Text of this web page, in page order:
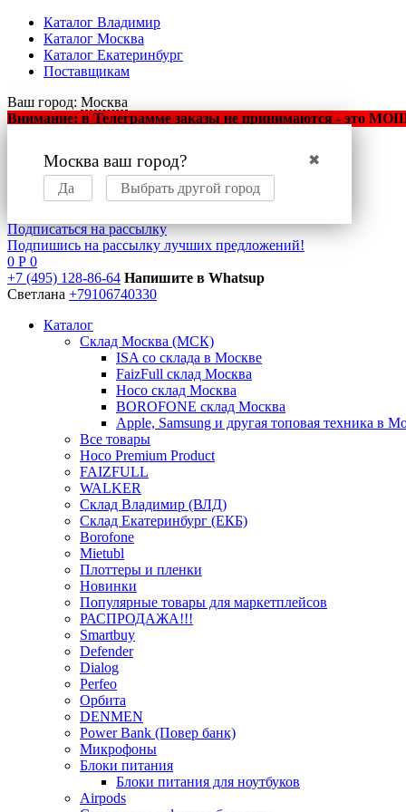
Каталог Владимир
Каталог Москва
Каталог Екатеринбург
Поставщикам
Ваш город: Москва
✖
Москва ваш город?
Да Выбрать другой город
Внимание: в Телеграмме заказы не принимаются - это
Оптовый маркетплейс
мобильных аксессуаров
Подписаться на рассылку
Подпишись на рассылку лучших предложений!
0 Р 0
+7 (495) 128-86-64 Напишите в Whatsup
Светлана +79106740330
Каталог
Склад Москва (МСК)
ISA со склада в Москве
FaizFull склад Москва
Hoco склад Москва
BOROFONE склад Москва
Apple, Samsung и другая топовая техника в
Все товары
Hoco Premium Product
FAIZFULL
WALKER
Склад Владимир (ВЛД)
Склад Екатеринбург (ЕКБ)
Borofone
Mietubl
Плоттеры и пленки
Новинки
Популярные товары для маркетплейсов
РАСПРОДАЖА!!!
Smartbuy
Defender
Dialog
Perfeo
Орбита
DENMEN
Power Bank (Повер банк)
Микрофоны
Блоки питания
Блоки питания для ноутбуков
Airpods